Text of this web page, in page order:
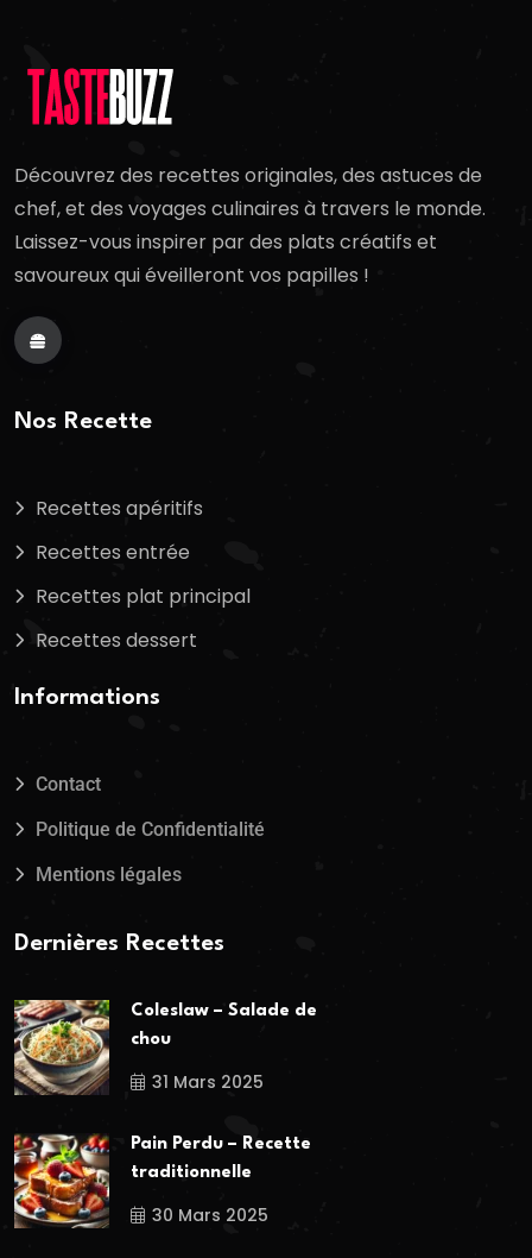
Découvrez des recettes originales, des astuces de
chef, et des voyages culinaires à travers le monde.
Laissez-vous inspirer par des plats créatifs et
savoureux qui éveilleront vos papilles !
Nos Recette
Recettes apéritifs
Recettes entrée
Recettes plat principal
Recettes dessert
Informations
Contact
Politique de Confidentialité
Mentions légales
Dernières Recettes
Coleslaw – Salade de
chou
31 Mars 2025
Pain Perdu – Recette
traditionnelle
30 Mars 2025